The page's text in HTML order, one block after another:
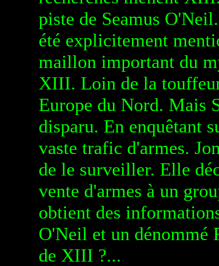
piste de Seamus
été explicitement
maillon important du
XIII. Loin de la
Europe du Nord. Mais
disparu. En enquêtant
vaste trafic d'armes.
de le surveiller. Elle
vente d'armes à un
obtient des
O'Neil et un dénommé
de XIII ?...